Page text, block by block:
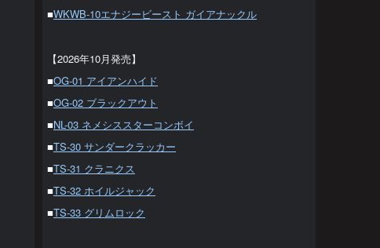
■WKWB-10エナジービースト ガイアナックル
【2026年10月発売】
■OG-01 アイアンハイド
■OG-02 ブラックアウト
■NL-03 ネメシススターコンボイ
■TS-30 サンダークラッカー
■TS-31 クラニクス
■TS-32 ホイルジャック
■TS-33 グリムロック